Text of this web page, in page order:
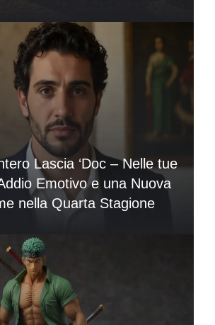
Lascia ‘Doc – Nelle tue
Emotivo e una Nuova
nella Quarta Stagione